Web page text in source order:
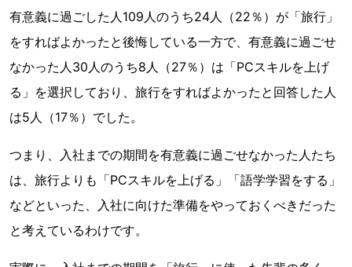
有意義に過ごした人109人のうち24人（22％）が「旅行」
をすればよかったと後悔している一方で、有意義に過ごせ
なかった人30人のうち8人（27％）は「PCスキルを上げ
る」を選択しており、旅行をすればよかったと回答した人
は5人（17％）でした。
つまり、入社までの期間を有意義に過ごせなかった人たち
は、旅行よりも「PCスキルを上げる」「語学学習をする」
などといった、入社に向けた準備をやっておくべきだった
と考えているわけです。